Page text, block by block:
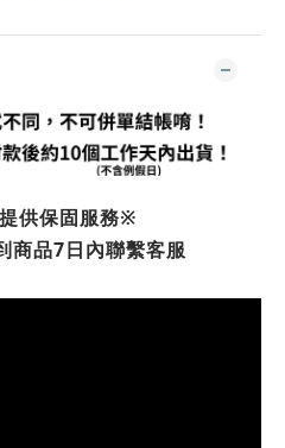
供保固服務※
商品7日內聯繫客服